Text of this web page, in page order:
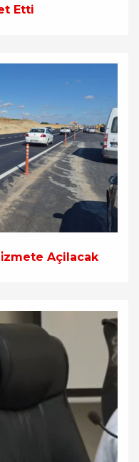
Etti
Açilacak